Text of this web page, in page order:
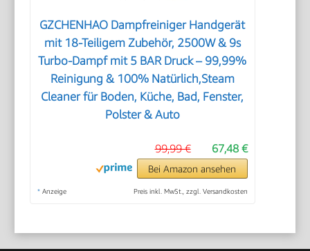
GZCHENHAO Dampfreiniger Handgerät
mit 18-Teiligem Zubehör, 2500W & 9s
Turbo-Dampf mit 5 BAR Druck – 99,99%
Reinigung & 100% Natürlich,Steam
Cleaner für Boden, Küche, Bad, Fenster,
Polster & Auto
67,48 €
99,99 €
Bei Amazon ansehen
* Anzeige Preis inkl. MwSt., zzgl. Versandkosten